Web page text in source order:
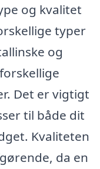
og kvalitet
typer
og
Det er vigtigt
til både dit
Kvaliteten
da en